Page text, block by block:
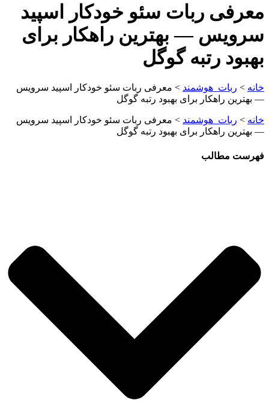
معرفی ربات سئو خودکار اسپید
سرویس — بهترین راهکار برای
بهبود رتبه گوگل
خانه > ربات_هوشمند > معرفی ربات سئو خودکار اسپید سرویس
— بهترین راهکار برای بهبود رتبه گوگل
خانه > ربات_هوشمند > معرفی ربات سئو خودکار اسپید سرویس
— بهترین راهکار برای بهبود رتبه گوگل
فهرست مطالب